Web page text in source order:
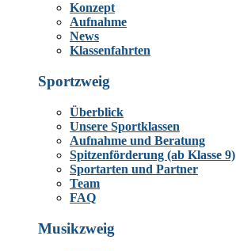
Konzept
Aufnahme
News
Klassenfahrten
Sportzweig
Überblick
Unsere Sportklassen
Aufnahme und Beratung
Spitzenförderung (ab Klasse 9)
Sportarten und Partner
Team
FAQ
Musikzweig